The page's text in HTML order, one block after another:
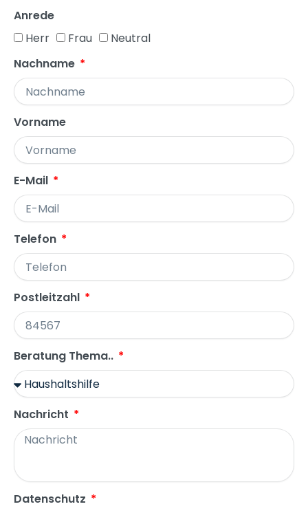
Anrede
Herr
Frau
Neutral
Nachname
Vorname
E-Mail
Telefon
Postleitzahl
Beratung Thema..
Nachricht
Datenschutz